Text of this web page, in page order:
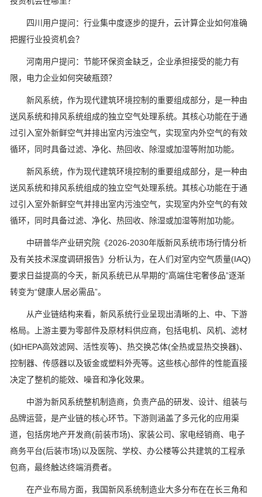
四川用户提问：行业集中度逐步的提升，云计算企业如何准确
把握行业投资机会？
河南用户提问：节能环保资金缺乏，企业承担接受的能力有
限，电力企业如何突破瓶颈？
新风系统，作为现代建筑环境控制的重要组成部分，是一种由
送风系统和排风系统组成的独立空气处理系统。其核心功能在于通
过引入室外新鲜空气并排出室内污浊空气，实现室内外空气的有效
循环，同时具备过滤、净化、热回收、除湿或加湿等附加功能。
新风系统，作为现代建筑环境控制的重要组成部分，是一种由
送风系统和排风系统组成的独立空气处理系统。其核心功能在于通
过引入室外新鲜空气并排出室内污浊空气，实现室内外空气的有效
循环，同时具备过滤、净化、热回收、除湿或加湿等附加功能。
中研普华产业研究院《2026-2030年版新风系统市场行情分析
及有关技术深度调研报告》分析认为，在人们对室内空气质量(IAQ)
要求日益提高的今天，新风系统已从早期的“高端住宅奢侈品”逐渐
转变为“健康人居必需品”。
从产业链结构来看，新风系统行业呈现出清晰的上、中、下游
格局。上游主要为零部件及原材料供应商，包括电机、风机、滤材
(如HEPA高效滤网、活性炭等)、热交换芯体(全热或显热交换器)、
控制器、传感器以及钣金或塑料外壳等。这些核心部件的性能直接
决定了整机的能效、噪音和净化效果。
中游为新风系统整机制造商，负责产品的研发、设计、组装与
品牌运营，是产业链的核心环节。下游则涵盖了多元化的应用渠
道，包括房地产开发商(前装市场)、家装公司、家电经销商、电子
商务平台(后装市场)以及医院、学校、办公楼等公共建筑的工程承
包商，最终触达终端消费者。
在产业布局方面，我国新风系统制造业大多分布在在长三角和